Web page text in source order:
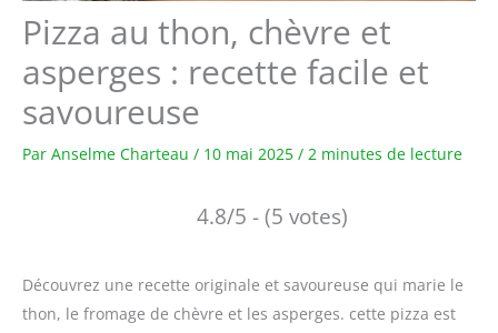
Pizza au thon, chèvre et
asperges : recette facile et
savoureuse
Par Anselme Charteau / 10 mai 2025 / 2 minutes de lecture
4.8/5 - (5 votes)
Découvrez une recette originale et savoureuse qui marie le
thon, le fromage de chèvre et les asperges. cette pizza est